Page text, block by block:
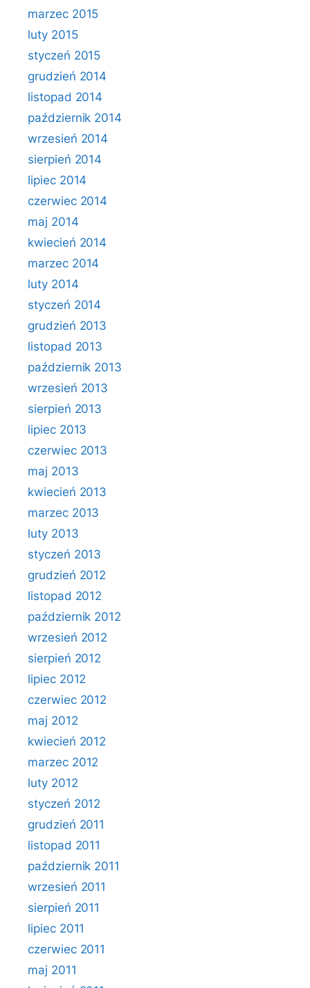
marzec 2015
luty 2015
styczeń 2015
grudzień 2014
listopad 2014
październik 2014
wrzesień 2014
sierpień 2014
lipiec 2014
czerwiec 2014
maj 2014
kwiecień 2014
marzec 2014
luty 2014
styczeń 2014
grudzień 2013
listopad 2013
październik 2013
wrzesień 2013
sierpień 2013
lipiec 2013
czerwiec 2013
maj 2013
kwiecień 2013
marzec 2013
luty 2013
styczeń 2013
grudzień 2012
listopad 2012
październik 2012
wrzesień 2012
sierpień 2012
lipiec 2012
czerwiec 2012
maj 2012
kwiecień 2012
marzec 2012
luty 2012
styczeń 2012
grudzień 2011
listopad 2011
październik 2011
wrzesień 2011
sierpień 2011
lipiec 2011
czerwiec 2011
maj 2011